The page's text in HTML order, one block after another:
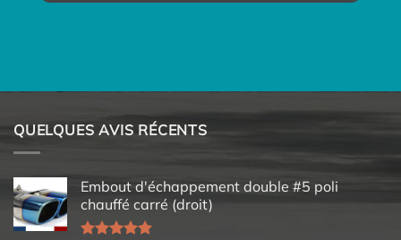
QUELQUES AVIS RÉCENTS
Embout d'échappement double #5 poli
chauffé carré (droit)